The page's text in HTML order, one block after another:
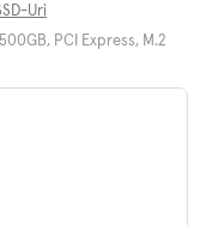
Uri
PCI Express, M.2